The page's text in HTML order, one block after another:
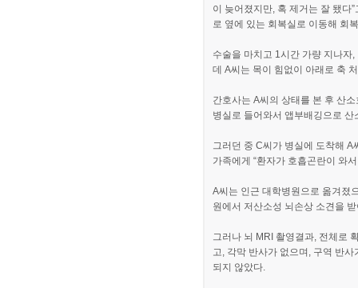
이 늦어졌지만, 혹 제거는 잘 됐다
로 옆에 있는 회복실로 이동해 회
수술을 마치고 1시간 가량 지나자
데 A씨는 목이 힘없이 아래로 축
간호사는 A씨의 상태를 본 후 산
병실로 들어와서 앱부배깅으로 산
그러던 중 C씨가 병실에 도착해
가족에게 “환자가 호흡곤란이 와
A씨는 인근 대학병원으로 옮겨졌
원에서 저산소성 뇌손상 소견을
그러나 뇌 MRI 촬영결과, 전체로
고, 각막 반사가 없으며, 구역 반
되지 않았다.